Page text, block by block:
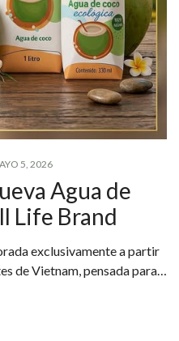
5, 2026
Agua de
Life Brand
exclusivamente a partir
de Vietnam, pensada para